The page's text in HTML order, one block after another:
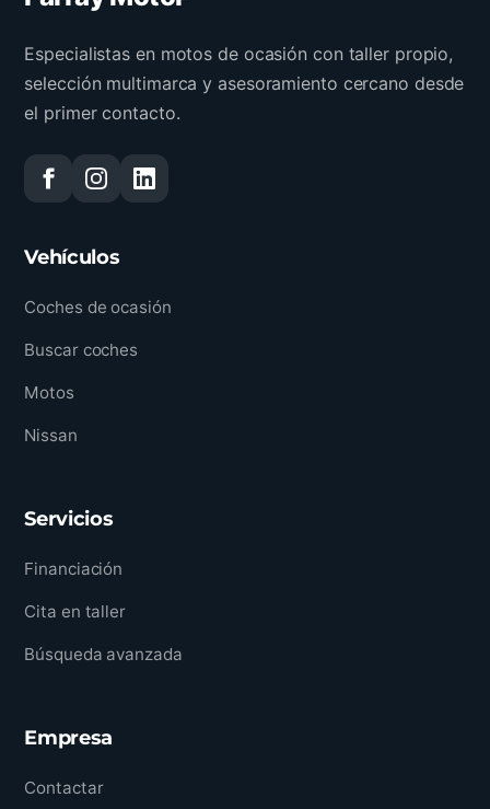
Especialistas en motos de ocasión con taller propio,
selección multimarca y asesoramiento cercano desde
el primer contacto.
Vehículos
Coches de ocasión
Buscar coches
Motos
Nissan
Servicios
Financiación
Cita en taller
Búsqueda avanzada
Empresa
Contactar